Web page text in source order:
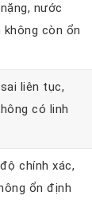
nước
còn ổn
liên tục,
có linh
chính xác,
ổn định